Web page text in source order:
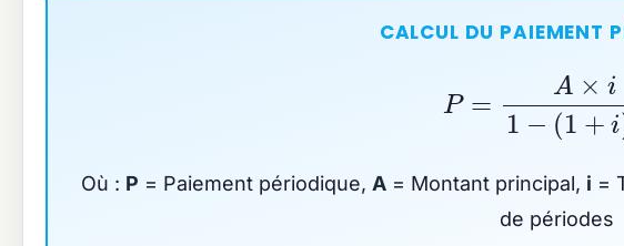
CALCUL DU PAIEMENT
−( + )
Où : P = Paiement périodique, A = Montant principal, i =
de périodes